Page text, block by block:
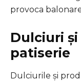
provoca
Dulciuri
patiserie
Dulciurile și